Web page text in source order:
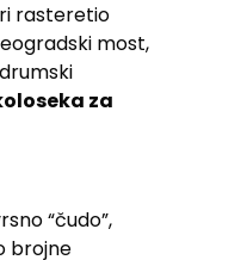
rasteretio
most,
za
“čudo”,
brojne